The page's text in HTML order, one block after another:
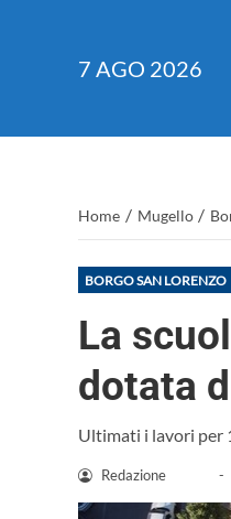
7 AGO 2026
Home / Mugello /
BORGO SAN LORENZO
La
dotata
Ultimati i lavori per
Redazione -